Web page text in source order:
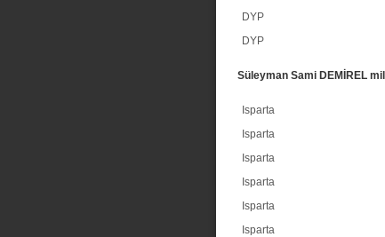
DYP
DYP
Süleyman Sami DEMİREL
Isparta
Isparta
Isparta
Isparta
Isparta
Isparta